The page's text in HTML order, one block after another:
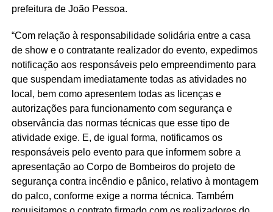
prefeitura de João Pessoa.
“Com relação à responsabilidade solidária entre a casa
de show e o contratante realizador do evento, expedimos
notificação aos responsáveis pelo empreendimento para
que suspendam imediatamente todas as atividades no
local, bem como apresentem todas as licenças e
autorizações para funcionamento com segurança e
observância das normas técnicas que esse tipo de
atividade exige. E, de igual forma, notificamos os
responsáveis pelo evento para que informem sobre a
apresentação ao Corpo de Bombeiros do projeto de
segurança contra incêndio e pânico, relativo à montagem
do palco, conforme exige a norma técnica. Também